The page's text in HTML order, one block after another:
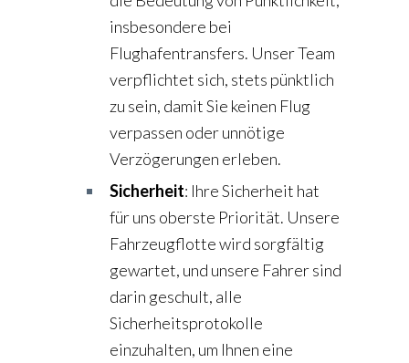
insbesondere bei
Flughafentransfers. Unser Team
verpflichtet sich, stets pünktlich
zu sein, damit Sie keinen Flug
verpassen oder unnötige
Verzögerungen erleben.
Sicherheit: Ihre Sicherheit hat
für uns oberste Priorität. Unsere
Fahrzeugflotte wird sorgfältig
gewartet, und unsere Fahrer sind
darin geschult, alle
Sicherheitsprotokolle
einzuhalten, um Ihnen eine